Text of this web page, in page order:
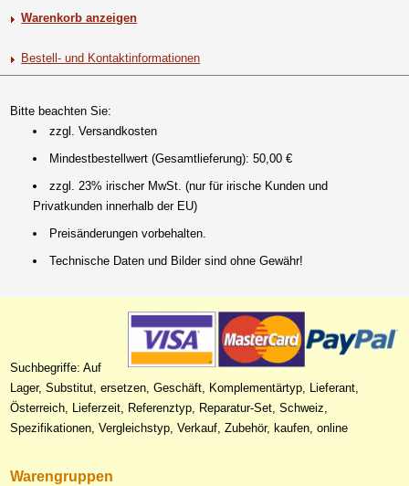
Warenkorb anzeigen
Bestell- und Kontaktinformationen
Bitte beachten Sie:
zzgl. Versandkosten
Mindestbestellwert (Gesamtlieferung): 50,00 €
zzgl. 23% irischer MwSt. (nur für irische Kunden und
Privatkunden innerhalb der EU)
Preisänderungen vorbehalten.
Technische Daten und Bilder sind ohne Gewähr!
Suchbegriffe: Auf
Lager, Substitut, ersetzen, Geschäft, Komplementärtyp, Lieferant,
Österreich, Lieferzeit, Referenztyp, Reparatur-Set, Schweiz,
Spezifikationen, Vergleichstyp, Verkauf, Zubehör, kaufen, online
Warengruppen